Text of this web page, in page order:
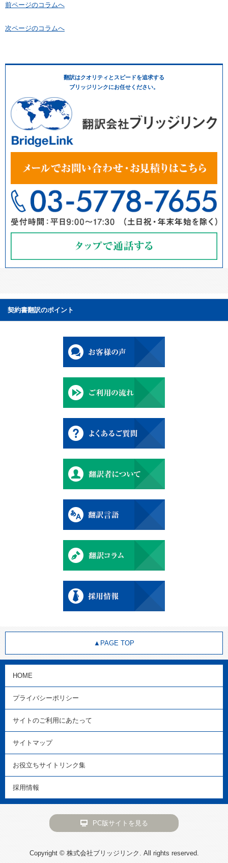
前ページのコラムへ
次ページのコラムへ
翻訳はクオリティとスピードを追求する
ブリッジリンクにお任せください。
契約書翻訳のポイント
▲PAGE TOP
HOME
プライバシーポリシー
サイトのご利用にあたって
サイトマップ
お役立ちサイトリンク集
採用情報
PC版サイトを見る
Copyright © 株式会社ブリッジリンク. All rights reserved.